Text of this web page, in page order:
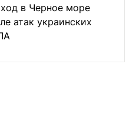
в Черное море
атак украинских